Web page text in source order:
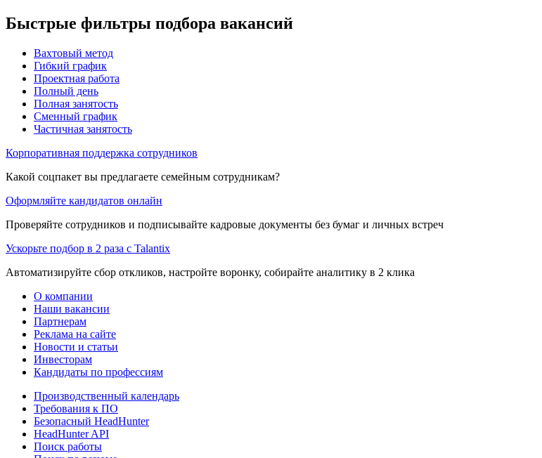
Быстрые фильтры подбора вакансий
Вахтовый метод
Гибкий график
Проектная работа
Полный день
Полная занятость
Сменный график
Частичная занятость
Корпоративная поддержка сотрудников
Какой соцпакет вы предлагаете семейным сотрудникам?
Оформляйте кандидатов онлайн
Проверяйте сотрудников и подписывайте кадровые документы без бумаг и личных встреч
Ускорьте подбор в 2 раза с Talantix
Автоматизируйте сбор откликов, настройте воронку, собирайте аналитику в 2 клика
О компании
Наши вакансии
Партнерам
Реклама на сайте
Новости и статьи
Инвесторам
Кандидаты по профессиям
Производственный календарь
Требования к ПО
Безопасный HeadHunter
HeadHunter API
Поиск работы